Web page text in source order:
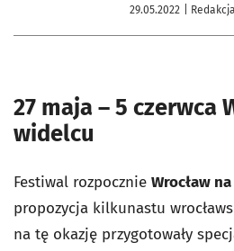
29.05.2022 |
27 maja – 5 czerwca
widelcu
Festiwal rozpocznie Wrocław
propozycja kilkunastu
na tę okazję przygotowały